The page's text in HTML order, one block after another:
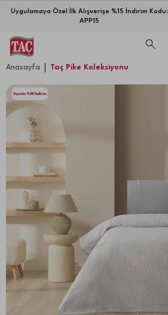
Uygulamaya Özel İlk Alışverişe %15 İndirim Kodu:
APP15
Anasayfa Taç Pike Koleksiyonu